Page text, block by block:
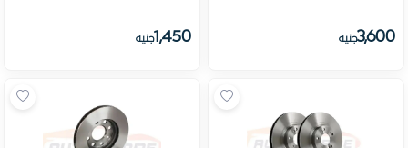
3,600جنيه 1,450جنيه